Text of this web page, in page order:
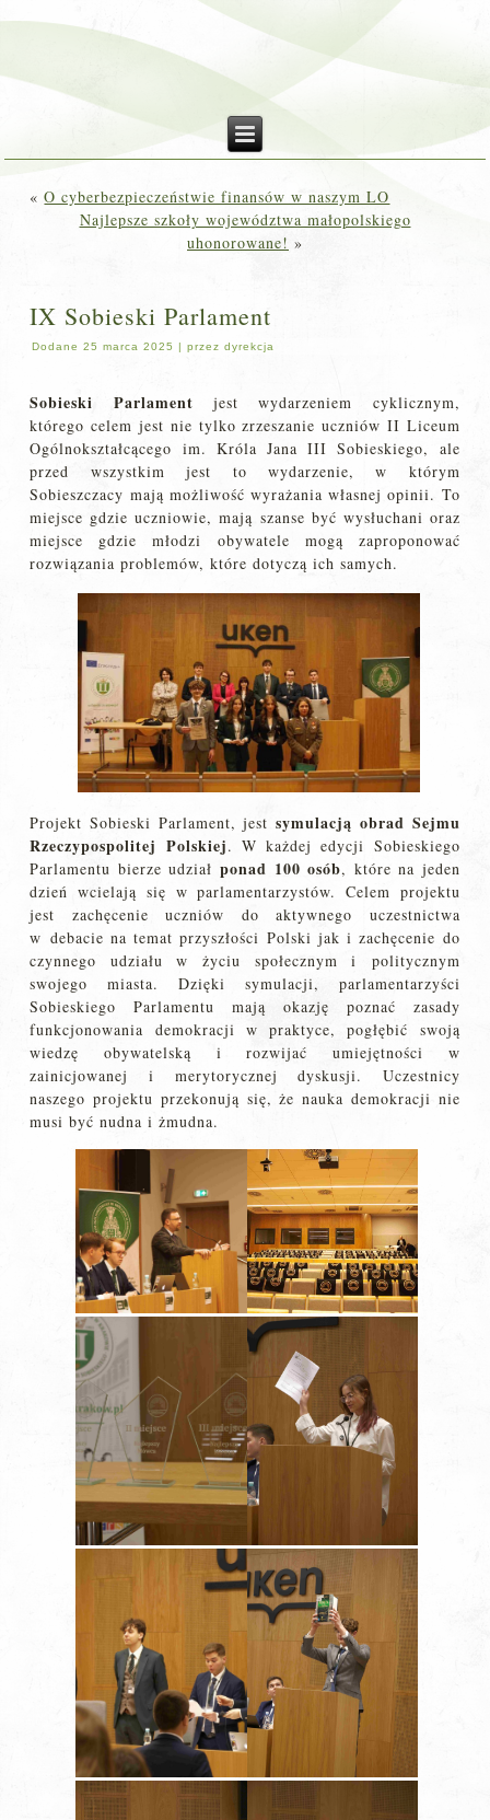
«O cyberbezpieczeństwie finansów w naszym LO
Najlepsze szkoły województwa małopolskiego
uhonorowane! »
IX Sobieski Parlament
Dodane 25 marca 2025 |przez dyrekcja
Sobieski Parlament jest wydarzeniem cyklicznym,
którego celem jest nie tylko zrzeszanie uczniów II Liceum
Ogólnokształcącego im. Króla Jana III Sobieskiego, ale
przed wszystkim jest to wydarzenie, w którym
Sobieszczacy mają możliwość wyrażania własnej opinii. To
miejsce gdzie uczniowie, mają szanse być wysłuchani oraz
miejsce gdzie młodzi obywatele mogą zaproponować
rozwiązania problemów, które dotyczą ich samych.
Projekt Sobieski Parlament, jestsymulacją obrad Sejmu
Rzeczypospolitej Polskiej. W każdej edycji Sobieskiego
Parlamentu bierze udział ponad 100 osób, które na jeden
dzień wcielają się w parlamentarzystów. Celem projektu
jest zachęcenie uczniów do aktywnego uczestnictwa
w debacie na temat przyszłości Polski jak i zachęcenie do
czynnego udziału w życiu społecznym i politycznym
swojego miasta. Dzięki symulacji, parlamentarzyści
Sobieskiego Parlamentu mają okazję poznać zasady
funkcjonowania demokracji w praktyce, pogłębić swoją
wiedzę obywatelską i rozwijać umiejętności w
zainicjowanej i merytorycznej dyskusji. Uczestnicy
naszego projektu przekonują się, że nauka demokracji nie
musi być nudna i żmudna.